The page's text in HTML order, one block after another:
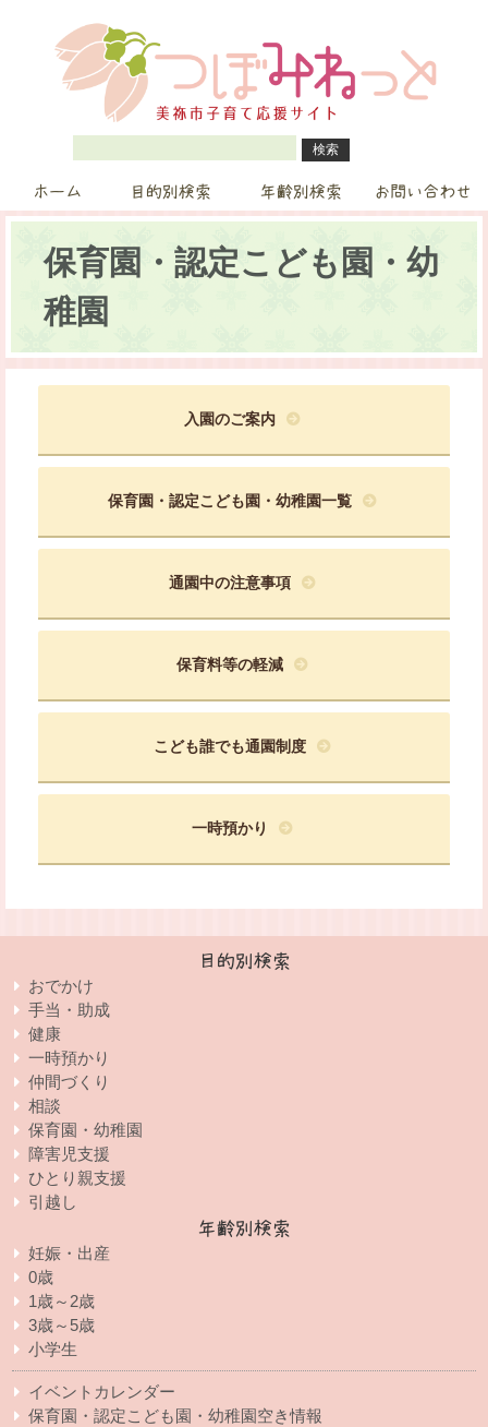
ホーム 目的別検索 年齢別検索 お問い合わせ
保育園・認定こども園・幼
稚園
入園のご案内
保育園・認定こども園・幼稚園一覧
通園中の注意事項
保育料等の軽減
こども誰でも通園制度
一時預かり
目的別検索
おでかけ
手当・助成
健康
一時預かり
仲間づくり
相談
保育園・幼稚園
障害児支援
ひとり親支援
引越し
年齢別検索
妊娠・出産
0歳
1歳～2歳
3歳～5歳
小学生
イベントカレンダー
保育園・認定こども園・幼稚園空き情報